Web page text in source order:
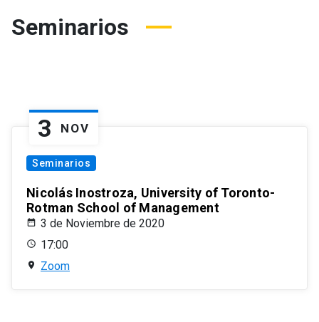
Seminarios
3 NOV
Seminarios
Nicolás Inostroza, University of Toronto-
Rotman School of Management
3 de Noviembre de 2020
17:00
Zoom